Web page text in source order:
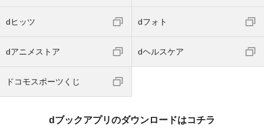
dヒッツ dフォト
dアニメストア dヘルスケア
ドコモスポーツくじ
dブックアプリのダウンロードはコチラ